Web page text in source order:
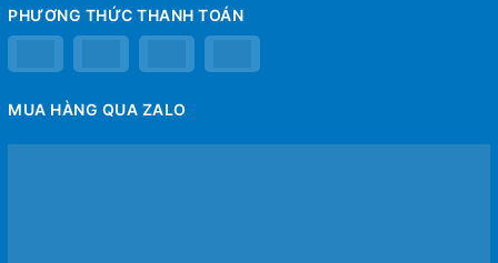
PHƯƠNG THỨC THANH TOÁN
MUA HÀNG QUA ZALO